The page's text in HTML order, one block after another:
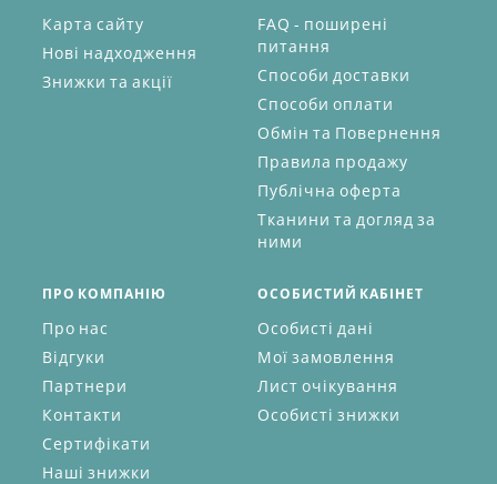
Карта сайту
Нові надходження
Знижки та акції
FAQ - поширені
питання
Способи доставки
Способи оплати
Обмін та Повернення
Правила продажу
Публічна оферта
Тканини та догляд за
ними
ПРО КОМПАНІЮ
Про нас
Відгуки
Партнери
Контакти
Сертифікати
Наші знижки
ОСОБИСТИЙ КАБІНЕТ
Особисті дані
Мої замовлення
Лист очікування
Особисті знижки